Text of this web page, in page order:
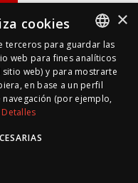
SPANISH
SPANISH
×
cookies
terceros para guardar las
web para fines analíticos
web) y para mostrarte
en base a un perfil
(por ejemplo,
Detalles